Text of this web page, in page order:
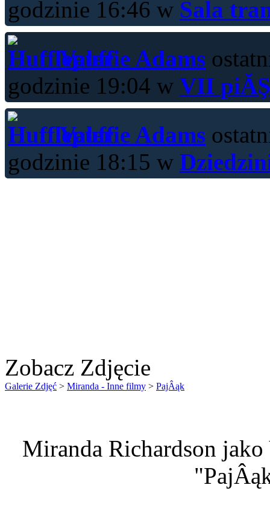
godzinie 16:46 w Sala
Valerie Adams
godzinie 19:04 w VII
Valerie Adams
godzinie 18:15 w
Zobacz Zdjęcie
Galerie Zdjęć > Miranda - Inne filmy > PajÂąk
Miranda Richardson